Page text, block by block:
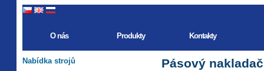
O nás Produkty Kontakty
Nabídka strojů Pásový